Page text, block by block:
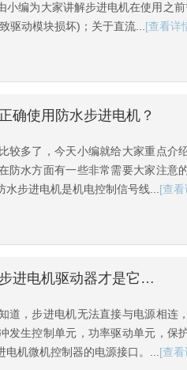
小编为大家讲解步进电机在使用之
驱动模块损坏)；关于直流... [查看详
确使用防水步进电机？
较多了，今天小编就给大家重点介
防水方面有一些非常需要大家注意
步进电机是机电控制信号线... [查看
[伺服驱动器维修]原来步进电机驱动器才是它真正的灵魂伴侣
道，步进电机无法直接与电源相连
发生控制单元，功率驱动单元，保
机微机控制器的电源接口。... [查看